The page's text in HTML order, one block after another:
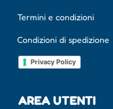
Termini e condizioni
Condizioni di spedizione
Privacy Policy
AREA UTENTI